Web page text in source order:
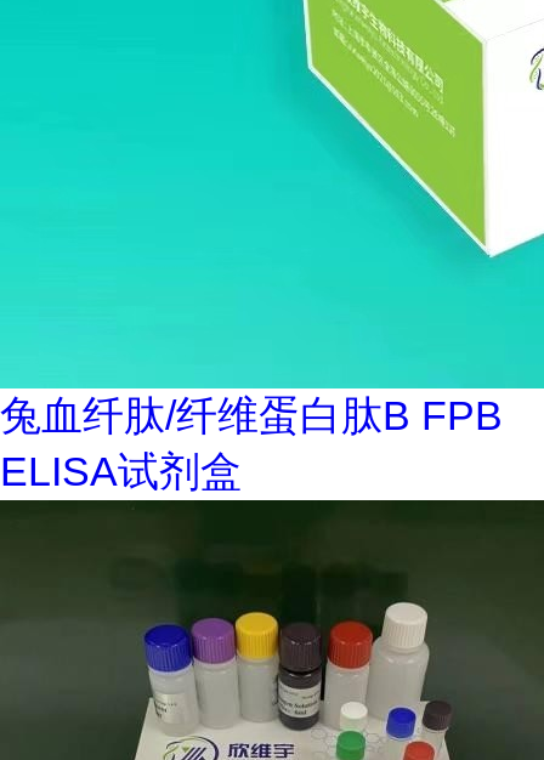
兔血纤肽/纤维蛋白肽B FPB
ELISA试剂盒